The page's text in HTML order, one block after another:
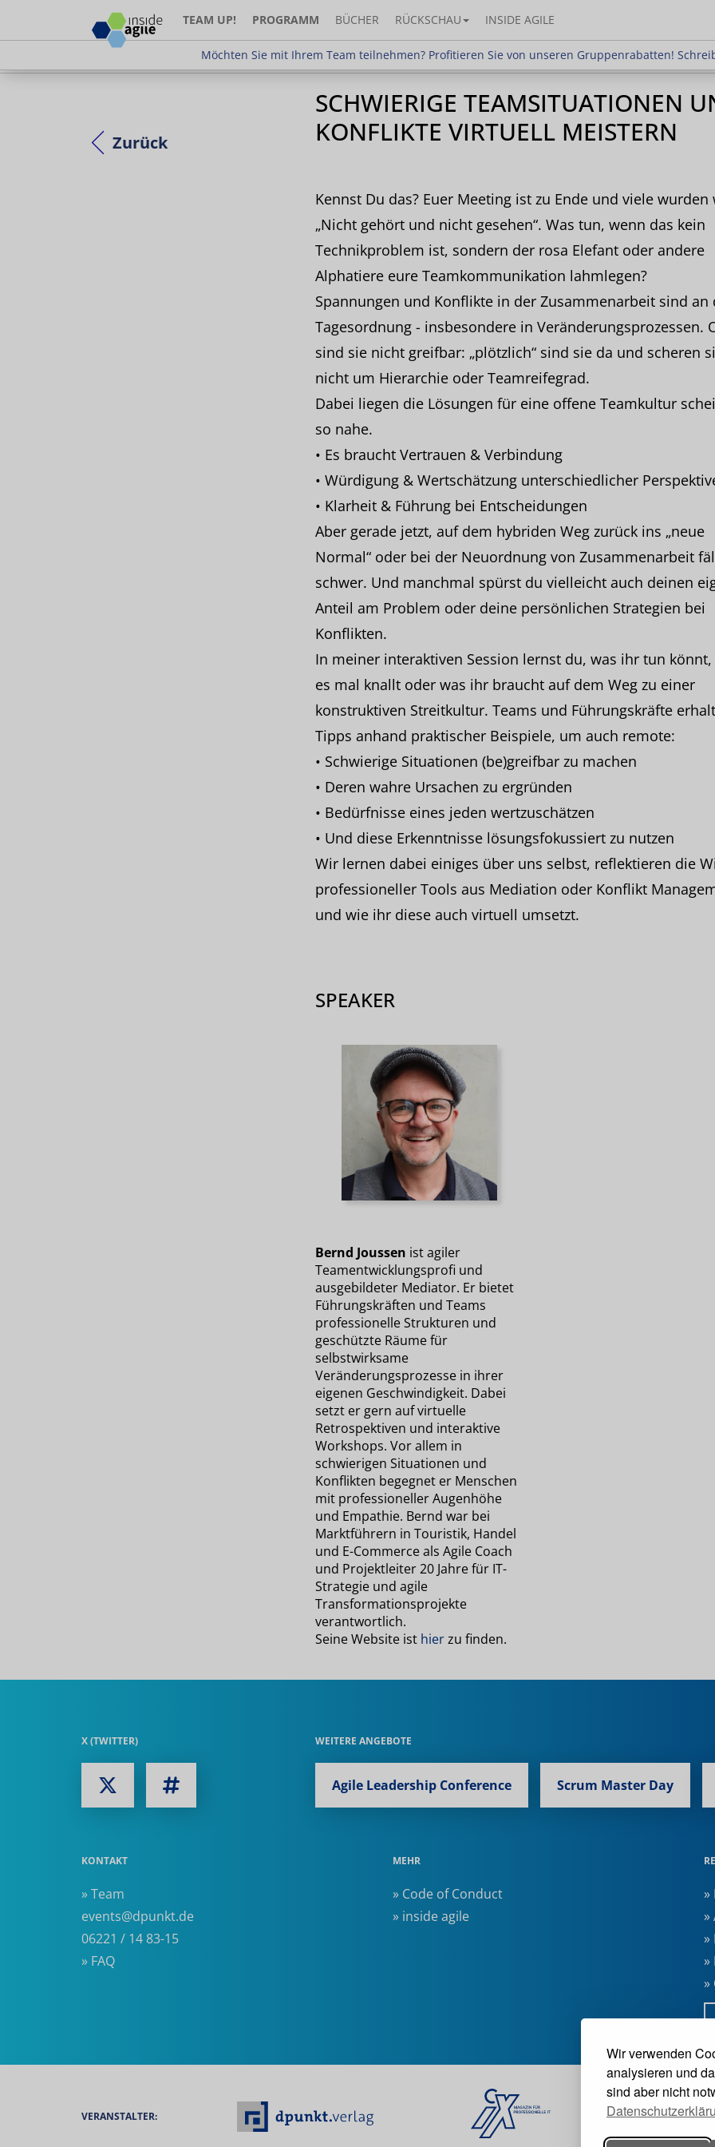
Wir verwenden
analysieren und
sind aber nicht
TEAM UP! PROGRAMM BÜCHER RÜCKSCHAU INSIDE AGILE
Möchten Sie mit Ihrem Team teilnehmen? Profitieren Sie von unseren Gruppenrabatten!
Möchten Sie mit Ihrem Team teilnehmen? Profitieren Sie von unseren
Zurück
SCHWIERIGE TEAMSITUATIONEN
KONFLIKTE VIRTUELL MEISTERN
Kennst Du das? Euer Meeting ist zu Ende und viele wurden
„Nicht gehört und nicht gesehen“. Was tun, wenn das kein
Technikproblem ist, sondern der rosa Elefant oder andere
Alphatiere eure Teamkommunikation lahmlegen?
Spannungen und Konflikte in der Zusammenarbeit sind an
Tagesordnung - insbesondere in Veränderungsprozessen.
sind sie nicht greifbar: „plötzlich“ sind sie da und scheren
nicht um Hierarchie oder Teamreifegrad.
Dabei liegen die Lösungen für eine offene Teamkultur
so nahe.
• Es braucht Vertrauen & Verbindung
• Würdigung & Wertschätzung unterschiedlicher
• Klarheit & Führung bei Entscheidungen
Aber gerade jetzt, auf dem hybriden Weg zurück ins „neue
Normal“ oder bei der Neuordnung von Zusammenarbeit
schwer. Und manchmal spürst du vielleicht auch deinen
Anteil am Problem oder deine persönlichen Strategien bei
Konflikten.
In meiner interaktiven Session lernst du, was ihr tun
es mal knallt oder was ihr braucht auf dem Weg zu einer
konstruktiven Streitkultur. Teams und Führungskräfte
Tipps anhand praktischer Beispiele, um auch remote:
• Schwierige Situationen (be)greifbar zu machen
• Deren wahre Ursachen zu ergründen
• Bedürfnisse eines jeden wertzuschätzen
• Und diese Erkenntnisse lösungsfokussiert zu nutzen
Wir lernen dabei einiges über uns selbst, reflektieren die
professioneller Tools aus Mediation oder Konflikt
und wie ihr diese auch virtuell umsetzt.
SPEAKER
Bernd Joussen ist agiler
Teamentwicklungsprofi und
ausgebildeter Mediator. Er bietet
Führungskräften und Teams
professionelle Strukturen und
geschützte Räume für
selbstwirksame
Veränderungsprozesse in ihrer
eigenen Geschwindigkeit. Dabei
setzt er gern auf virtuelle
Retrospektiven und interaktive
Workshops. Vor allem in
schwierigen Situationen und
Konflikten begegnet er Menschen
mit professioneller Augenhöhe
und Empathie. Bernd war bei
Marktführern in Touristik, Handel
und E-Commerce als Agile Coach
und Projektleiter 20 Jahre für IT-
Strategie und agile
Transformationsprojekte
verantwortlich.
Seine Website ist hierzu finden.
X (TWITTER) WEITERE ANGEBOTE
Agile Leadership Conference Scrum Master Day
KONTAKT
» Team
events@dpunkt.de
06221 / 14 83-15
» FAQ
MEHR
» Code of Conduct
» inside agile
»
»
»
»
»
VERANSTALTER: